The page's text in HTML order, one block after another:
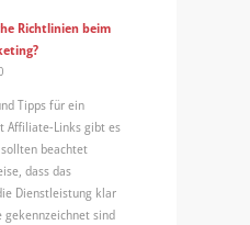
Richtlinien beim
Tipps für ein
Affiliate-Links gibt es
beachtet
dass das
Dienstleistung klar
gekennzeichnet sind